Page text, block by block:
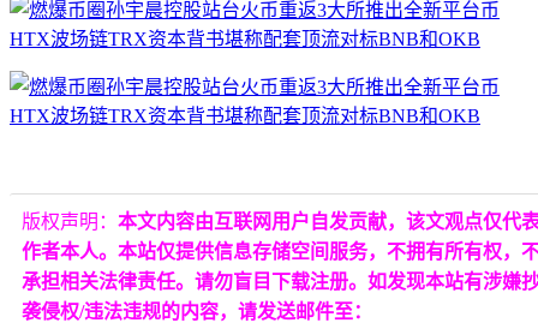
版权声明： 本文内容由互联网用户自发贡献，该文观点仅代
作者本人。本站仅提供信息存储空间服务，不拥有所有权，
承担相关法律责任。请勿盲目下载注册。如发现本站有涉嫌
袭侵权/违法违规的内容，请发送邮件至：